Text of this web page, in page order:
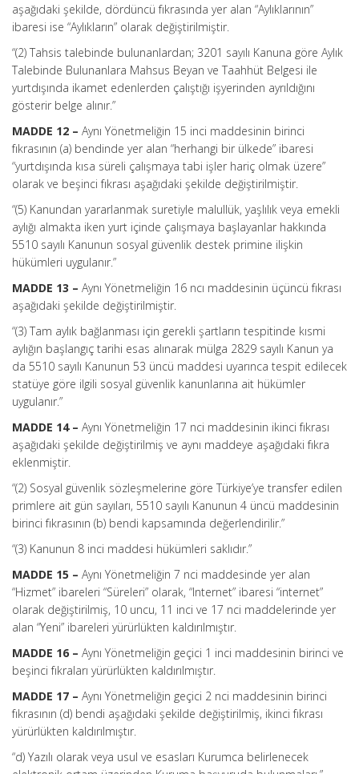
aşağıdaki şekilde, dördüncü fıkrasında yer alan “Aylıklarının”
ibaresi ise “Aylıkların” olarak değiştirilmiştir.
“(2) Tahsis talebinde bulunanlardan; 3201 sayılı Kanuna göre Aylık
Talebinde Bulunanlara Mahsus Beyan ve Taahhüt Belgesi ile
yurtdışında ikamet edenlerden çalıştığı işyerinden ayrıldığını
gösterir belge alınır.”
MADDE 12 – Aynı Yönetmeliğin 15 inci maddesinin birinci
fıkrasının (a) bendinde yer alan “herhangi bir ülkede” ibaresi
“yurtdışında kısa süreli çalışmaya tabi işler hariç olmak üzere”
olarak ve beşinci fıkrası aşağıdaki şekilde değiştirilmiştir.
“(5) Kanundan yararlanmak suretiyle malullük, yaşlılık veya emekli
aylığı almakta iken yurt içinde çalışmaya başlayanlar hakkında
5510 sayılı Kanunun sosyal güvenlik destek primine ilişkin
hükümleri uygulanır.”
MADDE 13 – Aynı Yönetmeliğin 16 ncı maddesinin üçüncü fıkrası
aşağıdaki şekilde değiştirilmiştir.
“(3) Tam aylık bağlanması için gerekli şartların tespitinde kısmi
aylığın başlangıç tarihi esas alınarak mülga 2829 sayılı Kanun ya
da 5510 sayılı Kanunun 53 üncü maddesi uyarınca tespit edilecek
statüye göre ilgili sosyal güvenlik kanunlarına ait hükümler
uygulanır.”
MADDE 14 – Aynı Yönetmeliğin 17 nci maddesinin ikinci fıkrası
aşağıdaki şekilde değiştirilmiş ve aynı maddeye aşağıdaki fıkra
eklenmiştir.
“(2) Sosyal güvenlik sözleşmelerine göre Türkiye’ye transfer edilen
primlere ait gün sayıları, 5510 sayılı Kanunun 4 üncü maddesinin
birinci fıkrasının (b) bendi kapsamında değerlendirilir.”
“(3) Kanunun 8 inci maddesi hükümleri saklıdır.”
MADDE 15 – Aynı Yönetmeliğin 7 nci maddesinde yer alan
“Hizmet” ibareleri “Süreleri” olarak, “Internet” ibaresi “internet”
olarak değiştirilmiş, 10 uncu, 11 inci ve 17 nci maddelerinde yer
alan “Yeni” ibareleri yürürlükten kaldırılmıştır.
MADDE 16 – Aynı Yönetmeliğin geçici 1 inci maddesinin birinci ve
beşinci fıkraları yürürlükten kaldırılmıştır.
MADDE 17 – Aynı Yönetmeliğin geçici 2 nci maddesinin birinci
fıkrasının (d) bendi aşağıdaki şekilde değiştirilmiş, ikinci fıkrası
yürürlükten kaldırılmıştır.
“d) Yazılı olarak veya usul ve esasları Kurumca belirlenecek